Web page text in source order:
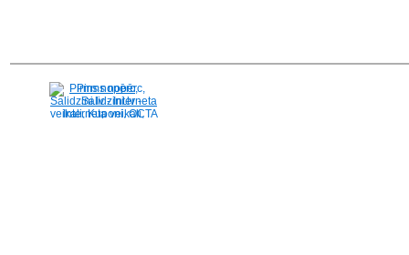
Pirms nopērc,
Salidzini.lv - Interneta
veikali, Kuponi, OCTA